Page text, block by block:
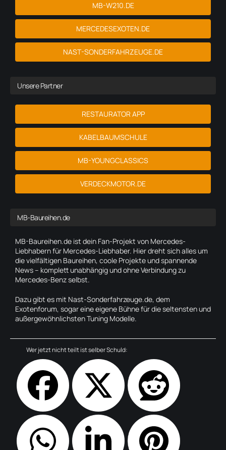
MB-W210.DE
MERCEDESEXOTEN.DE
NAST-SONDERFAHRZEUGE.DE
Unsere Partner
RESTAURATOR APP
KABELBAUMSCHULE
MB-YOUNGCLASSICS
VERDECKMOTOR.DE
MB-Baureihen.de
MB-Baureihen.de ist dein Fan-Projekt von Mercedes-
Liebhabern für Mercedes-Liebhaber. Hier dreht sich alles um
die vielfältigen Baureihen, coole Projekte und spannende
News – komplett unabhängig und ohne Verbindung zu
Mercedes-Benz selbst.
Dazu gibt es mit Nast-Sonderfahrzeuge.de, dem
Exotenforum, sogar eine eigene Bühne für die seltensten und
außergewöhnlichsten Tuning Modelle.
Wer jetzt nicht teilt ist selber Schuld: